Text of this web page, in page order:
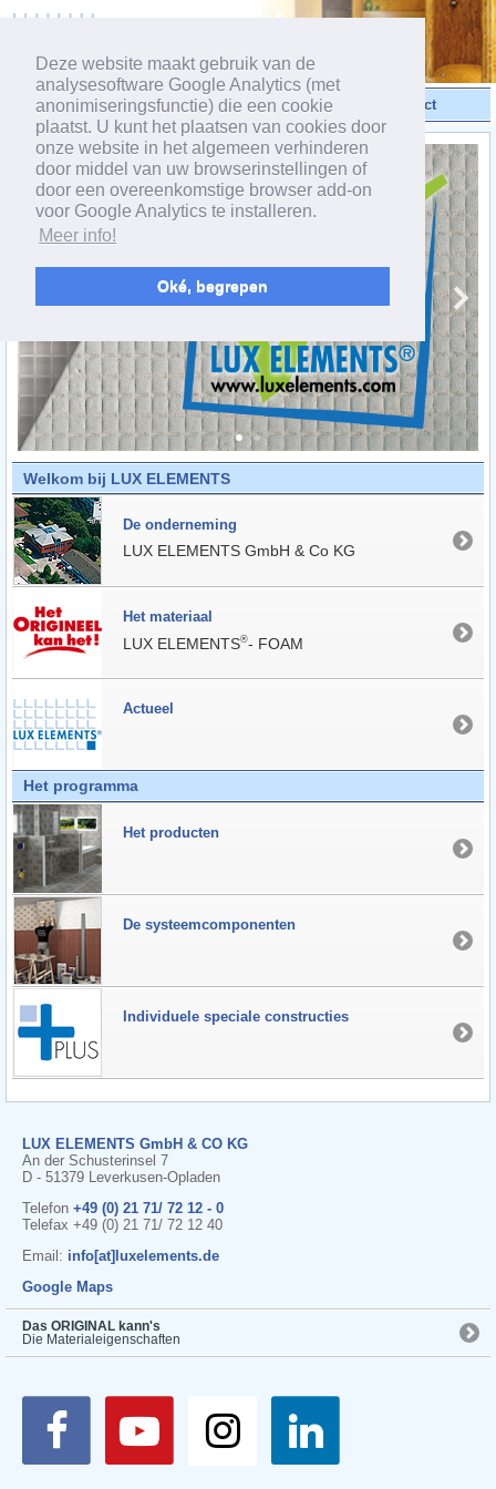
Deze website maakt gebruik van de
analysesoftware Google Analytics (met
anonimiseringsfunctie) die een cookie
plaatst. U kunt het plaatsen van cookies door
onze website in het algemeen verhinderen
door middel van uw browserinstellingen of
door een overeenkomstige browser add-on
voor Google Analytics te installeren.
Meer info!
Oké, begrepen
Video's Produkten Contact
Welkom bij LUX ELEMENTS
De onderneming
LUX ELEMENTS GmbH & Co KG
Het materiaal
LUX ELEMENTS®- FOAM
Actueel
Het programma
Het producten
De systeemcomponenten
Individuele speciale constructies
LUX ELEMENTS GmbH & CO KG
An der Schusterinsel 7
D - 51379 Leverkusen-Opladen
Telefon +49 (0) 21 71/ 72 12 - 0
Telefax +49 (0) 21 71/ 72 12 40
Email: info[at]luxelements.de
Google Maps
Das ORIGINAL kann's
Die Materialeigenschaften
powered by webEdition CMS